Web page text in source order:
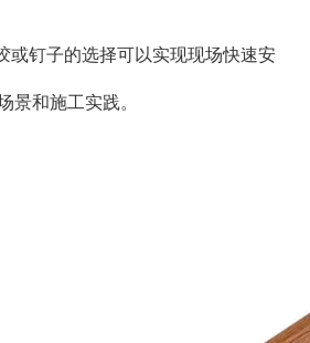
或钉子的选择可以实现现场快速安
景和施工实践。